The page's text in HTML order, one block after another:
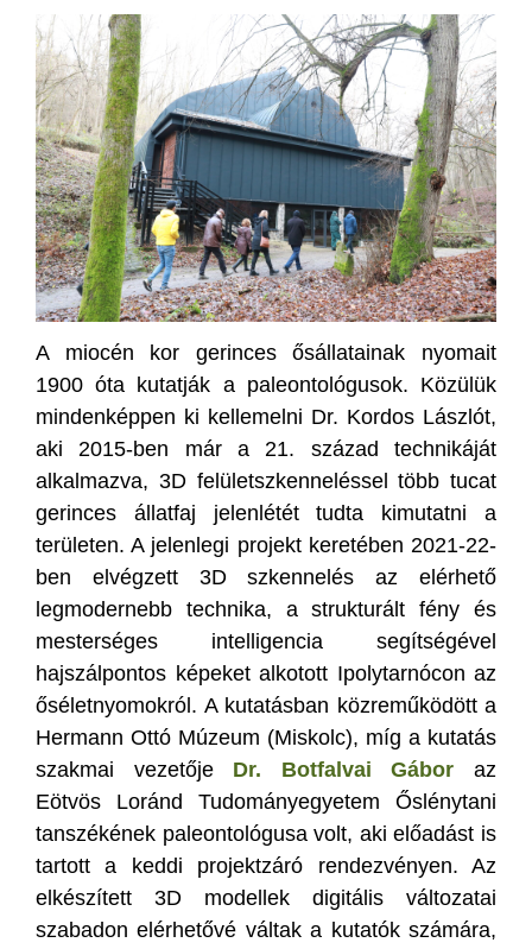
A miocén kor gerinces ősállatainak nyomait
1900 óta kutatják a paleontológusok. Közülük
mindenképpen ki kellemelni Dr. Kordos Lászlót,
aki 2015-ben már a 21. század technikáját
alkalmazva, 3D felületszkenneléssel több tucat
gerinces állatfaj jelenlétét tudta kimutatni a
területen. A jelenlegi projekt keretében 2021-22-
ben elvégzett 3D szkennelés az elérhető
legmodernebb technika, a strukturált fény és
mesterséges intelligencia segítségével
hajszálpontos képeket alkotott Ipolytarnócon az
őséletnyomokról. A kutatásban közreműködött a
Hermann Ottó Múzeum (Miskolc), míg a kutatás
szakmai vezetője Dr. Botfalvai Gábor az
Eötvös Loránd Tudományegyetem Őslénytani
tanszékének paleontológusa volt, aki előadást is
tartott a keddi projektzáró rendezvényen. Az
elkészített 3D modellek digitális változatai
szabadon elérhetővé váltak a kutatók számára,